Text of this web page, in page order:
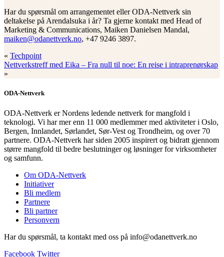
Har du spørsmål om arrangementet eller ODA-Nettverk sin
deltakelse på Arendalsuka i år? Ta gjerne kontakt med Head of
Marketing & Communications, Maiken Danielsen Mandal,
maiken@odanettverk.no, +47 9246 3897.
« Techpoint
Nettverkstreff med Eika – Fra null til noe: En reise i intraprenørskap
»
ODA-Nettverk
ODA-Nettverk er Nordens ledende nettverk for mangfold i
teknologi. Vi har mer enn 11 000 medlemmer med aktiviteter i Oslo,
Bergen, Innlandet, Sørlandet, Sør-Vest og Trondheim, og over 70
partnere. ODA-Nettverk har siden 2005 inspirert og bidratt gjennom
større mangfold til bedre beslutninger og løsninger for virksomheter
og samfunn.
Om ODA-Nettverk
Initiativer
Bli medlem
Partnere
Bli partner
Personvern
Har du spørsmål, ta kontakt med oss på info@odanettverk.no
Facebook Twitter